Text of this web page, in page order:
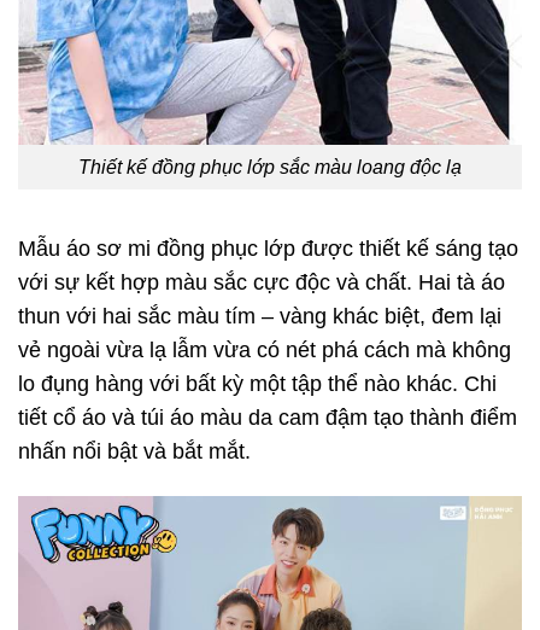
Thiết kế đồng phục lớp sắc màu loang độc lạ
Mẫu áo sơ mi đồng phục lớp được thiết kế sáng tạo
với sự kết hợp màu sắc cực độc và chất. Hai tà áo
thun với hai sắc màu tím – vàng khác biệt, đem lại
vẻ ngoài vừa lạ lẫm vừa có nét phá cách mà không
lo đụng hàng với bất kỳ một tập thể nào khác. Chi
tiết cổ áo và túi áo màu da cam đậm tạo thành điểm
nhấn nổi bật và bắt mắt.